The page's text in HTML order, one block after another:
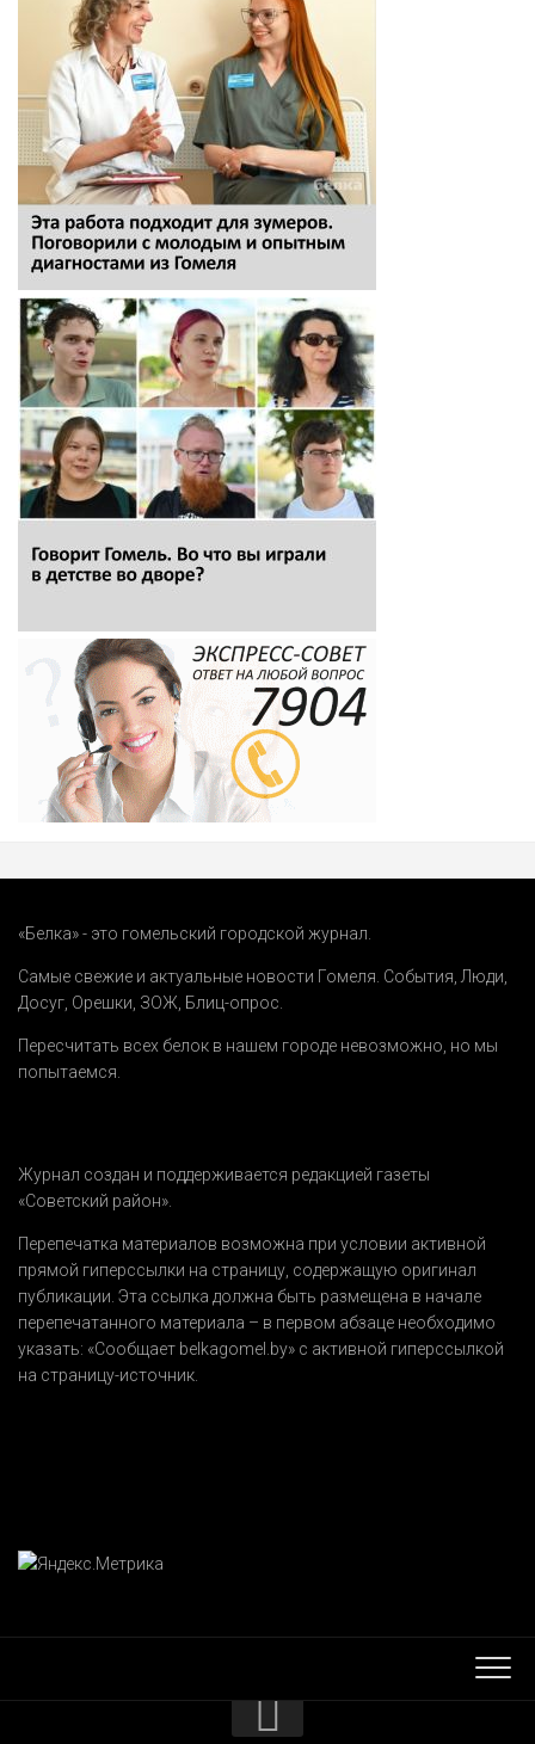
«Белка» - это гомельский городской журнал.
Самые свежие и актуальные новости Гомеля. События Люди
Досуг Орешки ЗОЖ Блиц-опрос
Пересчитать всех белок в нашем городе невозможно, но мы
попытаемся.
Журнал создан и поддерживается редакцией газеты
«Советский район».
Перепечатка материалов возможна при условии активной
прямой гиперссылки на страницу, содержащую оригинал
публикации. Эта ссылка должна быть размещена в начале
перепечатанного материала – в первом абзаце необходимо
указать: «Сообщает belkagomel.by» с активной гиперссылкой
на страницу-источник.